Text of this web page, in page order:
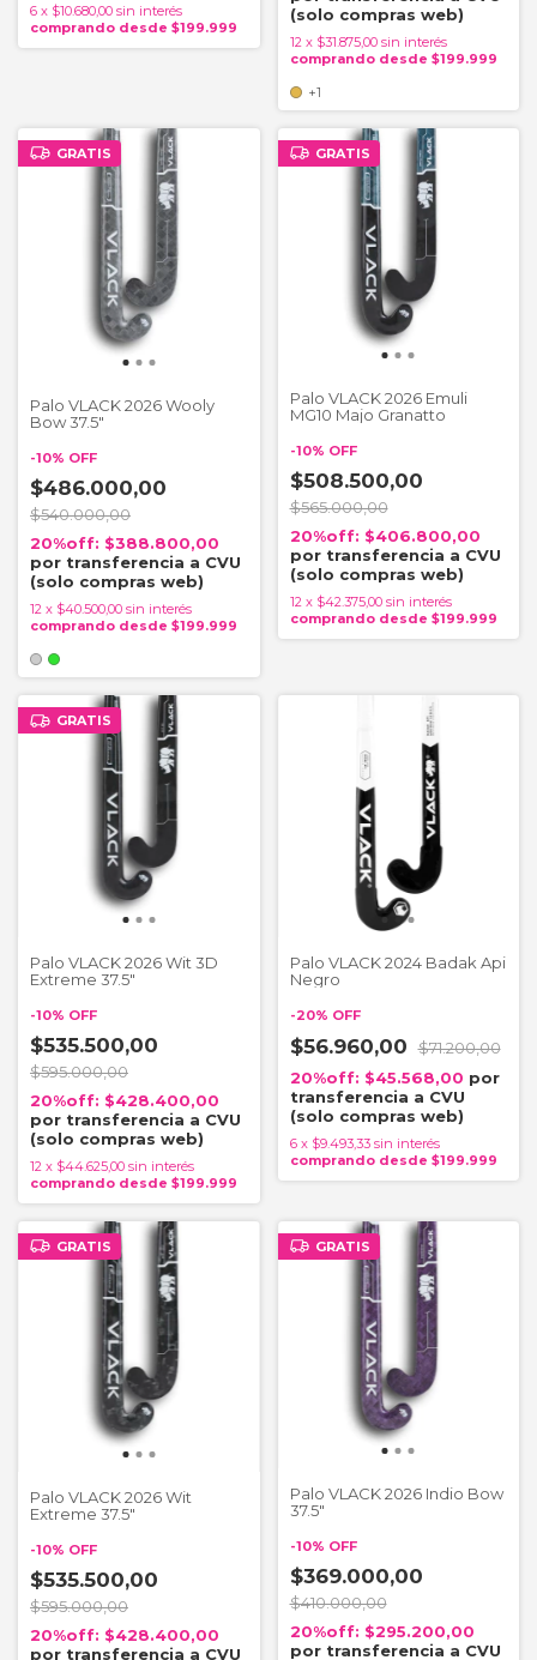
6 x $10.680,00 sin interés
12 x $31.875,00 sin interés
+1
GRATIS
Palo VLACK 2026 Wooly
Bow 37.5"
-10% OFF
$486.000,00
$540.000,00
$388.800,00
12 x $40.500,00 sin interés
GRATIS
Palo VLACK 2026 Emuli
MG10 Majo Granatto
-10% OFF
$508.500,00
$565.000,00
$406.800,00
12 x $42.375,00 sin interés
GRATIS
Palo VLACK 2026 Wit 3D
Extreme 37.5"
-10% OFF
$535.500,00
$595.000,00
$428.400,00
12 x $44.625,00 sin interés
Palo VLACK 2024 Badak Api
Negro
-20% OFF
$56.960,00 $71.200,00
$45.568,00
6 x $9.493,33 sin interés
GRATIS
Palo VLACK 2026 Wit
Extreme 37.5"
-10% OFF
$535.500,00
$595.000,00
$428.400,00
GRATIS
Palo VLACK 2026 Indio Bow
37.5"
-10% OFF
$369.000,00
$410.000,00
$295.200,00